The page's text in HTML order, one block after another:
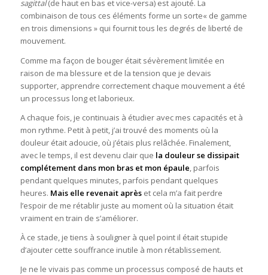
sagittal(de haut en bas et vice-versa) est ajouté. La
combinaison de tous ces éléments forme un sorte« de gamme
en trois dimensions » qui fournit tous les degrés de liberté de
mouvement.
Comme ma façon de bouger était sévèrement limitée en
raison de ma blessure et de la tension que je devais
supporter, apprendre correctement chaque mouvement a été
un processus long et laborieux.
A chaque fois, je continuais à étudier avec mes capacités et à
mon rythme. Petit à petit, j’ai trouvé des moments où la
douleur était adoucie, où j’étais plus relâchée. Finalement,
avec le temps, il est devenu clair que la douleur se dissipait
complétement dans mon bras et mon épaule , parfois
pendant quelques minutes, parfois pendant quelques
heures. Mais elle revenaitaprèset cela m’a fait perdre
l’espoir de me rétablir juste au moment où la situation était
vraiment en train de s’améliorer.
À ce stade, je tiens à souligner à quel point il était stupide
d’ajouter cette souffrance inutile à mon rétablissement.
Je ne le vivais pas comme un processus composé de hauts et